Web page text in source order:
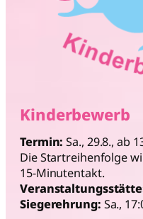
Kinderbewerb
Termin: Sa., 29.8., ab
Die Startreihenfolge
15-Minutentakt.
Siegerehrung: Sa.,